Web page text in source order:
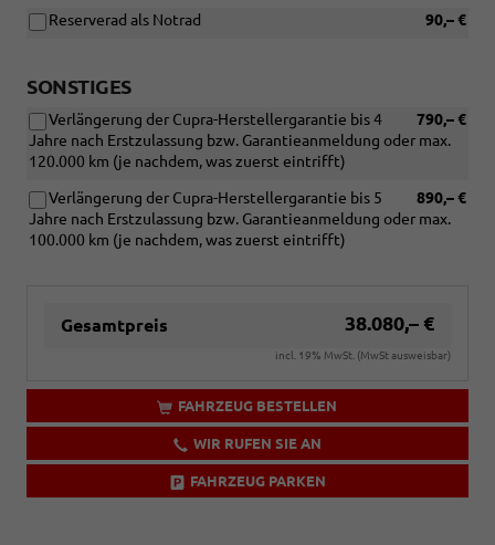
VZ
Upgrade
Paket)
90,– €
Reserverad als Notrad
SONSTIGES
790,– €
Verlängerung der Cupra-Herstellergarantie bis 4
Jahre nach Erstzulassung bzw. Garantieanmeldung oder max.
120.000 km (je nachdem, was zuerst eintrifft)
890,– €
Verlängerung der Cupra-Herstellergarantie bis 5
Jahre nach Erstzulassung bzw. Garantieanmeldung oder max.
100.000 km (je nachdem, was zuerst eintrifft)
Gesamtpreis 38.080,– €
incl. 19% MwSt. (MwSt ausweisbar)
FAHRZEUG BESTELLEN
WIR RUFEN SIE AN
FAHRZEUG PARKEN